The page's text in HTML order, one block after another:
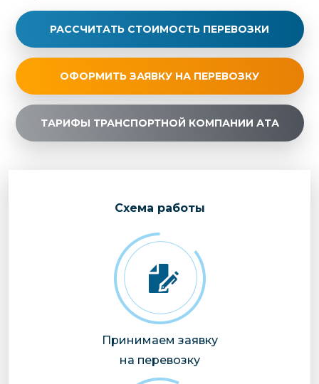
РАССЧИТАТЬ СТОИМОСТЬ ПЕРЕВОЗКИ
ОФОРМИТЬ ЗАЯВКУ НА ПЕРЕВОЗКУ
ТАРИФЫ ТРАНСПОРТНОЙ КОМПАНИИ АТА
Cхема работы
Принимаем заявку
на перевозку